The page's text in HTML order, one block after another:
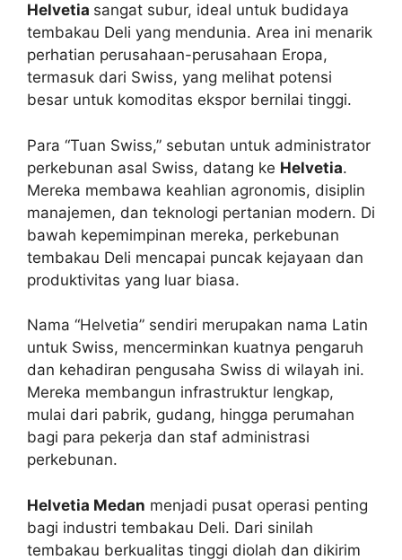
Helvetia sangat subur, ideal untuk budidaya
tembakau Deli yang mendunia. Area ini menarik
perhatian perusahaan-perusahaan Eropa,
termasuk dari Swiss, yang melihat potensi
besar untuk komoditas ekspor bernilai tinggi.
Para “Tuan Swiss,” sebutan untuk administrator
perkebunan asal Swiss, datang ke Helvetia.
Mereka membawa keahlian agronomis, disiplin
manajemen, dan teknologi pertanian modern. Di
bawah kepemimpinan mereka, perkebunan
tembakau Deli mencapai puncak kejayaan dan
produktivitas yang luar biasa.
Nama “Helvetia” sendiri merupakan nama Latin
untuk Swiss, mencerminkan kuatnya pengaruh
dan kehadiran pengusaha Swiss di wilayah ini.
Mereka membangun infrastruktur lengkap,
mulai dari pabrik, gudang, hingga perumahan
bagi para pekerja dan staf administrasi
perkebunan.
Helvetia Medan menjadi pusat operasi penting
bagi industri tembakau Deli. Dari sinilah
tembakau berkualitas tinggi diolah dan dikirim